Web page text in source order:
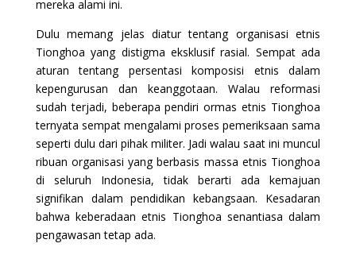
mereka alami ini.
Dulu memang jelas diatur tentang organisasi etnis
Tionghoa yang distigma eksklusif rasial. Sempat ada
aturan tentang persentasi komposisi etnis dalam
kepengurusan dan keanggotaan. Walau reformasi
sudah terjadi, beberapa pendiri ormas etnis Tionghoa
ternyata sempat mengalami proses pemeriksaan sama
seperti dulu dari pihak militer. Jadi walau saat ini muncul
ribuan organisasi yang berbasis massa etnis Tionghoa
di seluruh Indonesia, tidak berarti ada kemajuan
signifikan dalam pendidikan kebangsaan. Kesadaran
bahwa keberadaan etnis Tionghoa senantiasa dalam
pengawasan tetap ada.